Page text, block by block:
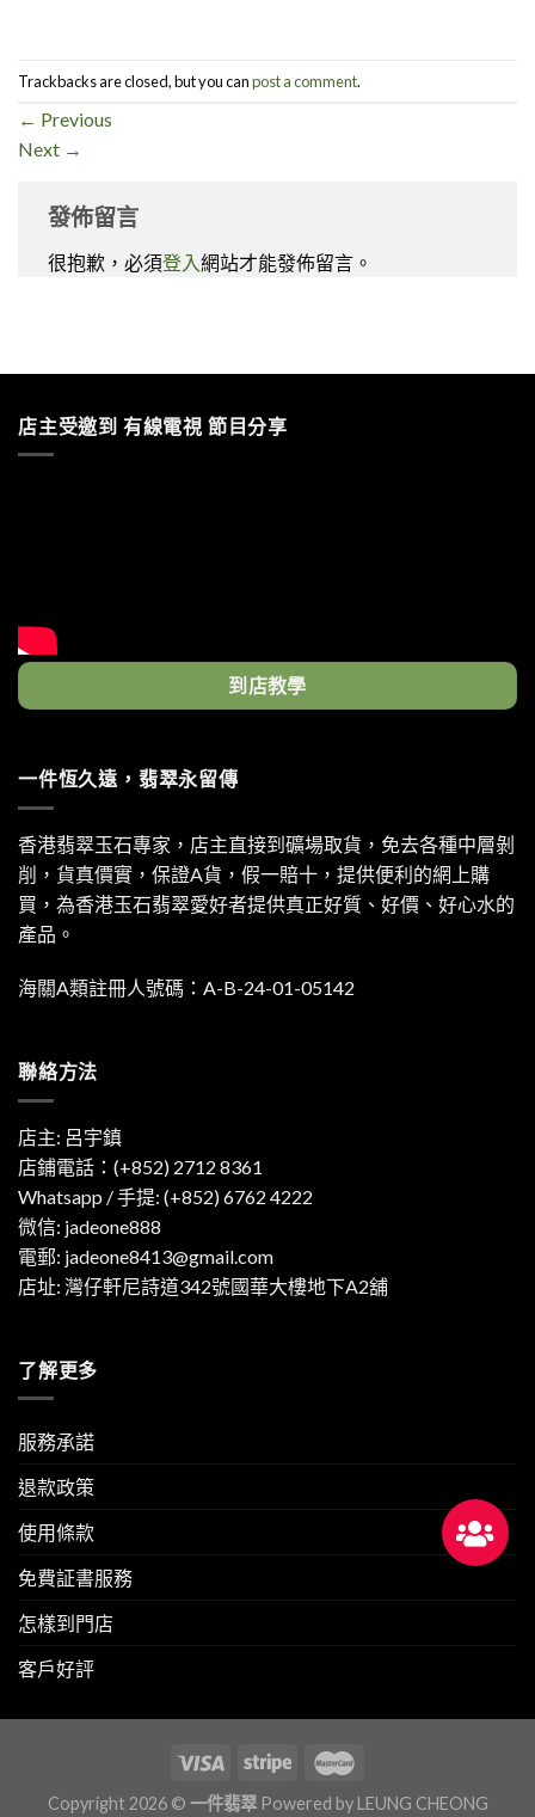
Trackbacks are closed, but you canpost a comment.
← Previous
Next →
發佈留言
很抱歉，必須登入網站才能發佈留言。
店主受邀到 有線電視 節目分享
到店教學
一件恆久遠，翡翠永留傳
香港翡翠玉石專家，店主直接到礦場取貨，免去各種中層剝
削，貨真價實，保證A貨，假一賠十，提供便利的網上購
買，為香港玉石翡翠愛好者提供真正好質、好價、好心水的
產品。
海關A類註冊人號碼：A-B-24-01-05142
聯絡方法
店主: 呂宇鎮
店鋪電話：(+852) 2712 8361
Whatsapp / 手提: (+852) 6762 4222
微信: jadeone888
電郵: jadeone8413@gmail.com
店址: 灣仔軒尼詩道342號國華大樓地下A2舖
了解更多
服務承諾
退款政策
使用條款
免費証書服務
怎樣到門店
客戶好評
Copyright 2026 © 一件翡翠Powered by LEUNG CHEONG